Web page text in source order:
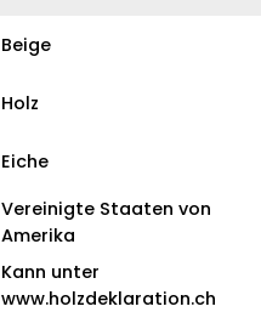
Beige
Holz
Eiche
Vereinigte Staaten von
Amerika
Kann unter
www.holzdeklaration.ch